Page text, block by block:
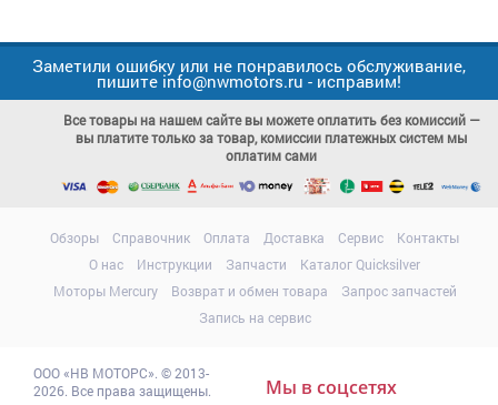
Заметили ошибку или не понравилось обслуживание,
пишите info@nwmotors.ru - исправим!
Все товары на нашем сайте вы можете оплатить без комиссий —
вы платите только за товар, комиссии платежных систем мы
оплатим сами
Обзоры Справочник Оплата Доставка Сервис
Контакты
О нас
Инструкции Запчасти
Каталог Quicksilver
Моторы Mercury
Возврат и обмен товара
Запрос запчастей
Запись на сервис
ООО«НВ МОТОРС» © 2013-
2026. Все права защищены.
Мы в соцсетях